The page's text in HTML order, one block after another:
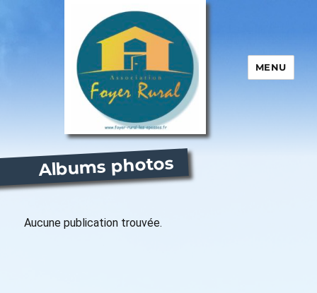
Foyer Rural – Les Epesses
MENU
Albums photos
Aucune publication trouvée.